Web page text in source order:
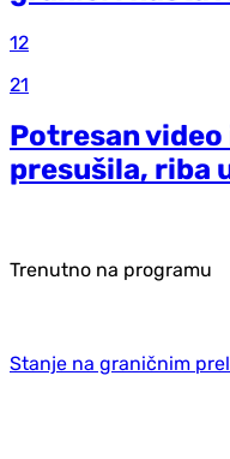
12
21
Potresan video
presušila, riba
Trenutno na programu
Stanje na graničnim